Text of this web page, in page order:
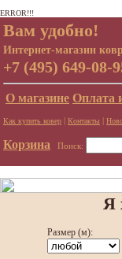
ERROR!!!
Вам удобно!
Интернет-магазин
+7 (495) 649-08-
О магазине Оплата
Как купить ковер | Контакты |
Корзина Поиск:
Я
Размер (м):